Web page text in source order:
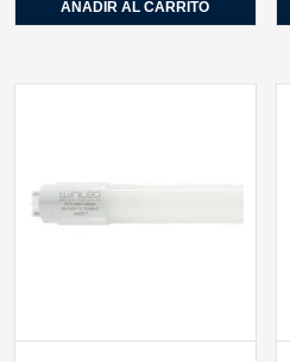
AÑADIR AL CARRITO